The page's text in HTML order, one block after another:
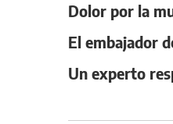
Dolor por la
El embajador
Un experto